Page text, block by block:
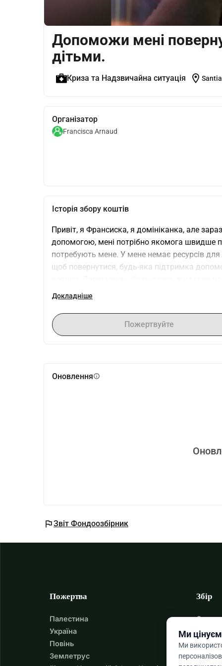
Допоможи мені
дітьми.
Криза та Надзвичайна ситуація location_on
Організатор
Francisca Arnaud
Історія збору коштів
Привіт, я Франсиска, я домініканка, але
допомогою, мені потрібно якомога швидше
потребують мене. У мене немає ресурсів
щоб повернутися, будь-яка підтримка
зробити це сама. Допоможіть, будь ласка...
яжіться зі мною на електронну пошту , мій
Нехай Бог благословить вас
Докладніше
Пожертвуйте
Оновленняinfo
flagЗвіт Фондоозбірник
Пожертва
Палестина
Україна
Повінь
Землетрус
Збір
Як
Збір
Ми
Ми